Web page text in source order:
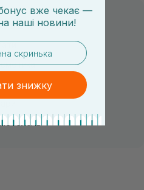
від 3000 UAH
бонус вже чекає —
наші новини!
знижку